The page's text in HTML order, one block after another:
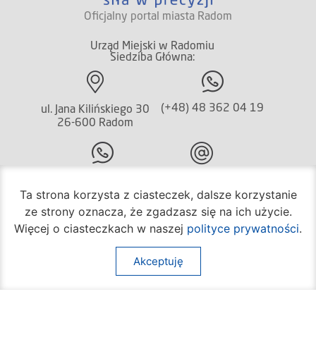
Oficjalny portal miasta Radom
Urząd Miejski w Radomiu
Siedziba Główna:
ul. Jana Kilińskiego 30
26-600 Radom
(+48) 48 362 04 19
Godziny pracy:
Biuro Obsługi Mieszkańca
godz.7:30 – 16:30
Ta strona korzysta z ciasteczek, dalsze korzystanie
ze strony oznacza, że zgadzasz się na ich użycie.
Więcej o ciasteczkach w naszej polityce prywatności.
Akceptuję